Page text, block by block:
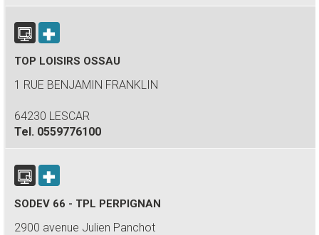
TOP LOISIRS OSSAU
1 RUE BENJAMIN FRANKLIN
64230 LESCAR
Tel. 0559776100
SODEV 66 - TPL PERPIGNAN
2900 avenue Julien Panchot